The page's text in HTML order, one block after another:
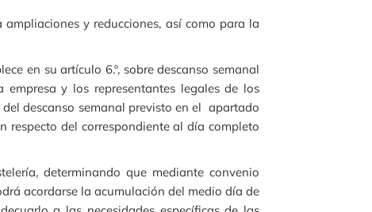
y reducciones, así como para la
en su artículo 6.º, sobre descanso semanal
y los representantes legales de los
descanso semanal previsto en el apartado
respecto del correspondiente al día completo
determinando que mediante convenio
acordarse la acumulación del medio día de